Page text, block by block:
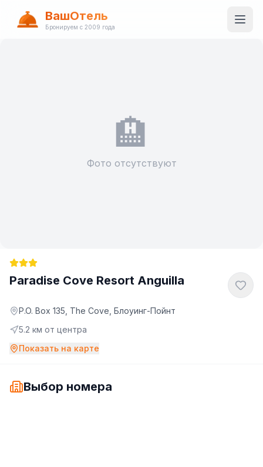
ВашОтель
Бронируем с 2009 года
🏨
Фото отсутствуют
Paradise Cove Resort Anguilla
P.O. Box 135, The Cove, Блоуинг-Пойнт
5.2 км от центра
Показать на карте
Выбор номера